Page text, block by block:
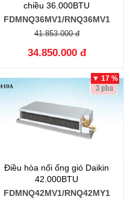
chiều 36.000BTU
FDMNQ36MV1/RNQ36MV1
41.853.000 đ
34.850.000 đ
▼ 17 %
Điều hòa nối ống gió Daikin
42.000BTU
FDMNQ42MV1/RNQ42MY1